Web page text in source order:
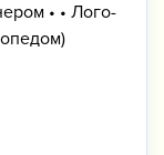
• • Лого-